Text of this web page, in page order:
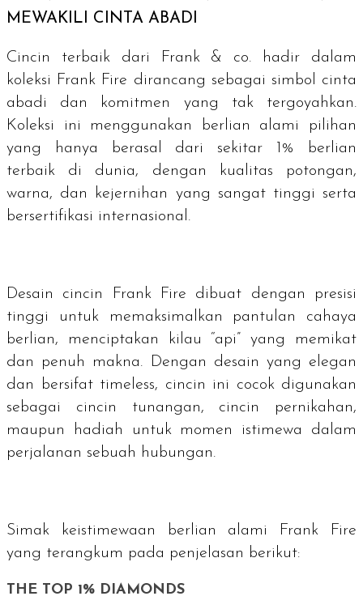
MEWAKILI CINTA ABADI
Cincin terbaik dari Frank & co. hadir dalam
koleksi Frank Fire dirancang sebagai simbol cinta
abadi dan komitmen yang tak tergoyahkan.
Koleksi ini menggunakan berlian alami pilihan
yang hanya berasal dari sekitar 1% berlian
terbaik di dunia, dengan kualitas potongan,
warna, dan kejernihan yang sangat tinggi serta
bersertifikasi internasional.
Desain cincin Frank Fire dibuat dengan presisi
tinggi untuk memaksimalkan pantulan cahaya
berlian, menciptakan kilau “api” yang memikat
dan penuh makna. Dengan desain yang elegan
dan bersifat timeless, cincin ini cocok digunakan
sebagai cincin tunangan, cincin pernikahan,
maupun hadiah untuk momen istimewa dalam
perjalanan sebuah hubungan.
Simak keistimewaan berlian alami Frank Fire
yang terangkum pada penjelasan berikut:
THE TOP 1% DIAMONDS